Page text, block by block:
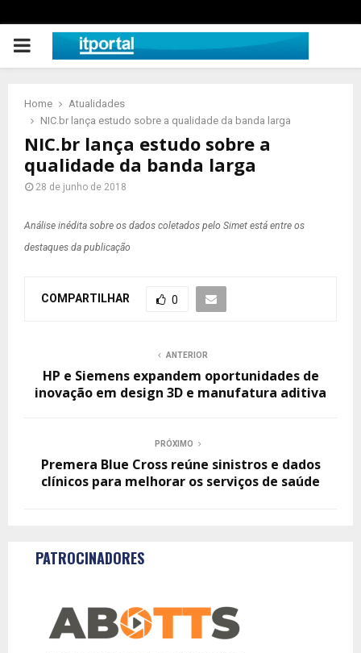
PRIMARY
Home
Atualidades
NIC.br lança estudo sobre a qualidade da banda larga
NIC.br lança estudo sobre a
qualidade da banda larga
28 de junho de 2018
Análise inédita sobre os dados coletados pelo Simet está entre os
destaques da publicação
COMPARTILHAR 0
ANTERIOR
HP e Siemens expandem oportunidades de
inovação em design 3D e manufatura aditiva
PRÓXIMO
Premera Blue Cross reúne sinistros e dados
clínicos para melhorar os serviços de saúde
PATROCINADORES